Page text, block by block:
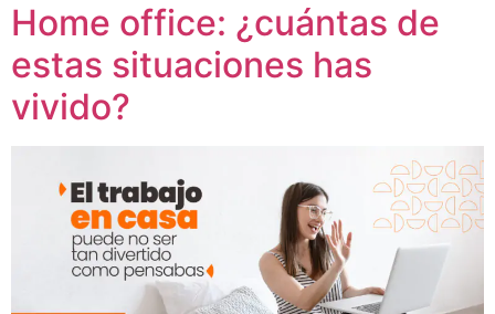
Home office: ¿cuántas de
estas situaciones has
vivido?